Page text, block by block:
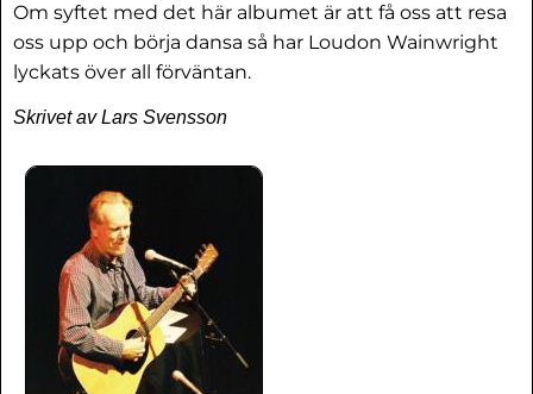
Om syftet med det här albumet är att få oss att resa
oss upp och börja dansa så har Loudon Wainwright
lyckats över all förväntan.
Skrivet av Lars Svensson